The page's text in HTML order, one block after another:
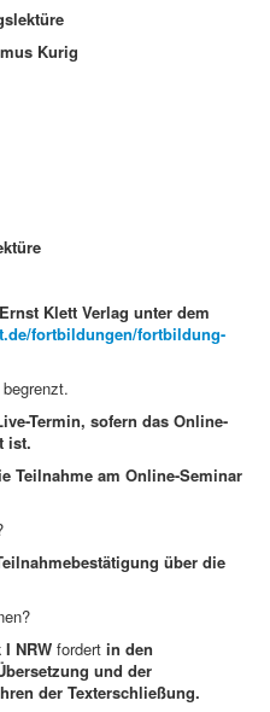
Kurig
Klett Verlag unter dem
fortbildungen/fortbildung-
Termin, sofern das Online-
ist.
Teilnahme am Online-Seminar
über die
NRW fordert in den
und der
der Texterschließung.